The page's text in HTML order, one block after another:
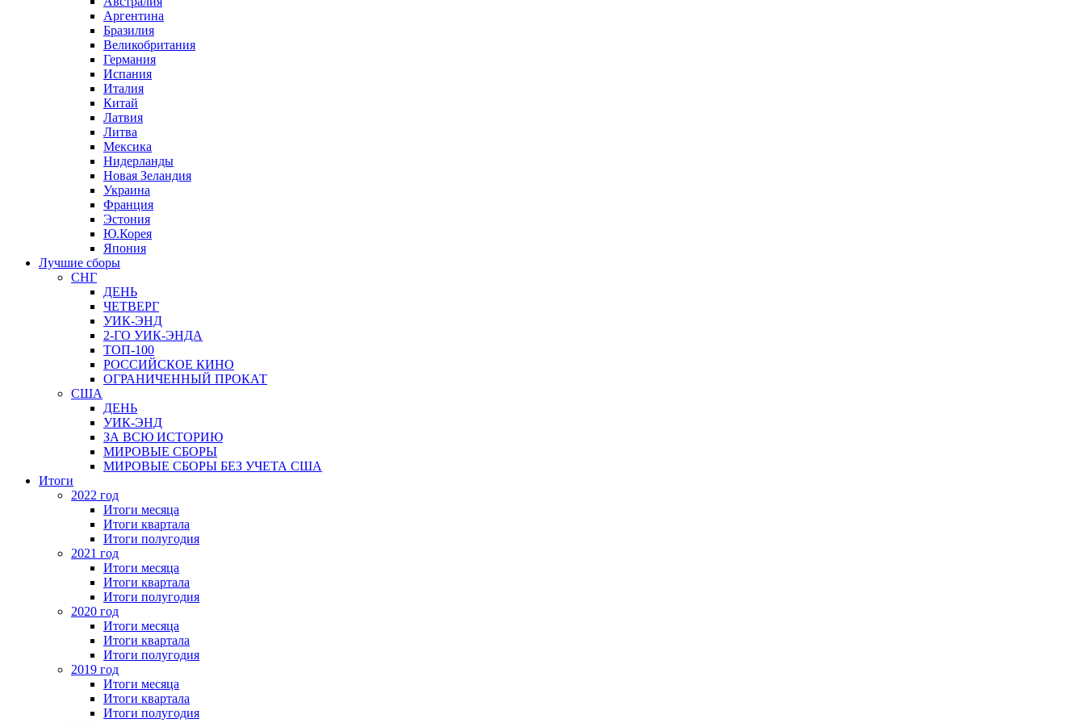
Аргентина
Бразилия
Великобритания
Германия
Испания
Италия
Китай
Латвия
Литва
Мексика
Нидерланды
Новая Зеландия
Украина
Франция
Эстония
Ю.Корея
Япония
Лучшие сборы
СНГ
ДЕНЬ
ЧЕТВЕРГ
УИК-ЭНД
2-ГО УИК-ЭНДА
ТОП-100
РОССИЙСКОЕ КИНО
ОГРАНИЧЕННЫЙ ПРОКАТ
США
ДЕНЬ
УИК-ЭНД
ЗА ВСЮ ИСТОРИЮ
МИРОВЫЕ СБОРЫ
МИРОВЫЕ СБОРЫ БЕЗ УЧЕТА США
Итоги
2022 год
Итоги месяца
Итоги квартала
Итоги полугодия
2021 год
Итоги месяца
Итоги квартала
Итоги полугодия
2020 год
Итоги месяца
Итоги квартала
Итоги полугодия
2019 год
Итоги месяца
Итоги квартала
Итоги полугодия